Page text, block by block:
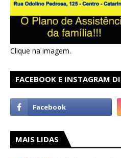
Clique na imagem.
FACEBOOK E INSTAGRAM
MAIS LIDAS